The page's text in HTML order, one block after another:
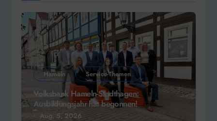
Hameln Service-Themen
Volksbank Hameln-Stadthagen:
Ausbildungsjahr hat begonnen!
Aug. 5, 2026